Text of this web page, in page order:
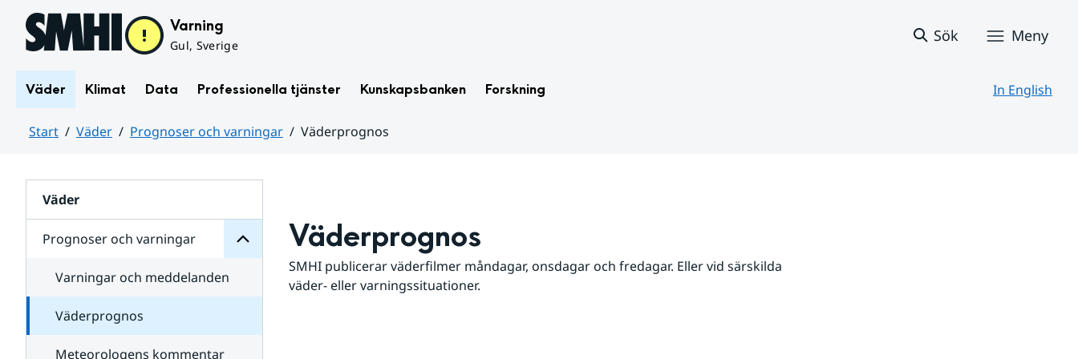
Hoppa till sidans innehåll Varning
Gul, Sverige
Sök Meny
Väder Klimat Data Professionella tjänster Kunskapsbanken Forskning In English
Start Väder Prognoser och varningar
Väderprognos
Väder
Prognoser och varningar
för
varningar
Varningar och meddelanden
Väderprognos
Meteorologens kommentar
Väderprognos
SMHI publicerar väderfilmer måndagar, onsdagar och fredagar. Eller vid särskilda
väder- eller varningssituationer.